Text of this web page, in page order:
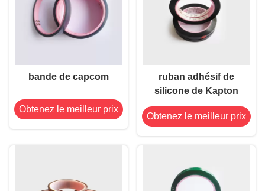
bande de capcom
Obtenez le meilleur prix
ruban adhésif de
silicone de Kapton
Obtenez le meilleur prix